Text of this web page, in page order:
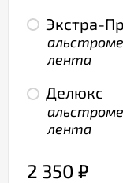
Экстра-
лента
Делюкс
лента
2 350 ₽